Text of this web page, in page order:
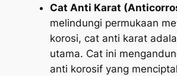
Cat Anti Karat
melindungi permukaan
korosi, cat anti karat
utama. Cat ini
anti korosif yang